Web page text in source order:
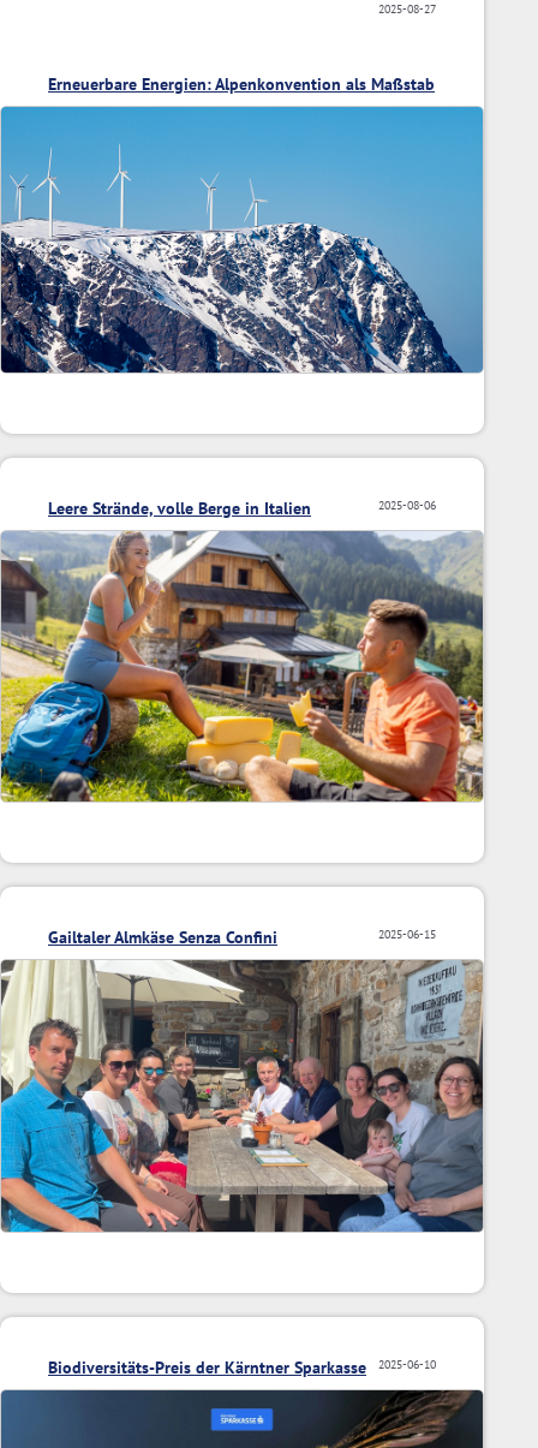
2025-08-27
Erneuerbare Energien: Alpenkonvention als Maßstab
2025-08-06
Leere Strände, volle Berge in Italien
2025-06-15
Gailtaler Almkäse Senza Confini
2025-06-10
Biodiversitäts-Preis der Kärntner Sparkasse